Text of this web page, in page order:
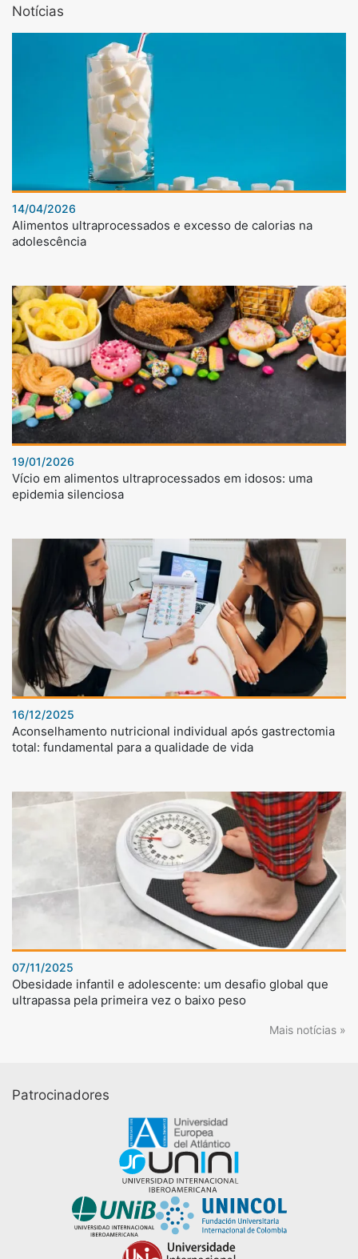
Notícias
14/04/2026
Alimentos ultraprocessados e excesso de calorias na
adolescência
19/01/2026
Vício em alimentos ultraprocessados em idosos: uma
epidemia silenciosa
16/12/2025
Aconselhamento nutricional individual após gastrectomia
total: fundamental para a qualidade de vida
07/11/2025
Obesidade infantil e adolescente: um desafio global que
ultrapassa pela primeira vez o baixo peso
Mais notícias »
Patrocinadores